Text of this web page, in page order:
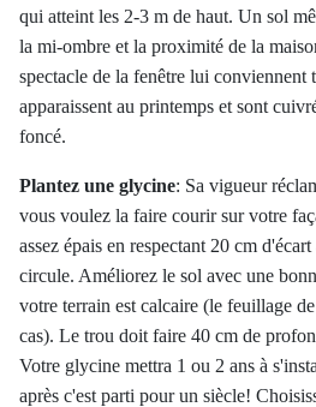
qui atteint les 2-3 m de haut. Un sol
la mi-ombre et la proximité de la
spectacle de la fenêtre lui conviennent
apparaissent au printemps et sont
foncé.
Plantez une glycine: Sa vigueur
vous voulez la faire courir sur votre
assez épais en respectant 20 cm
circule. Améliorez le sol avec une
votre terrain est calcaire (le feuillage
cas). Le trou doit faire 40 cm de
Votre glycine mettra 1 ou 2 ans à
après c'est parti pour un siècle!